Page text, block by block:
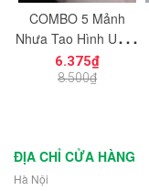
COMBO 5 Mảnh
Nhựa Tạo Hình Uống
Cong Dùng Cho Mô
Hình Nhân Vật Mini
6.375₫
8.500₫
ĐỊA CHỈ CỬA HÀNG
Hà Nội